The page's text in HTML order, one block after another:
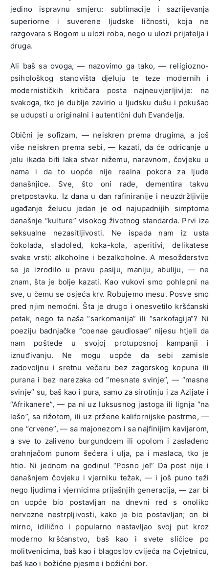
jedino ispravnu smjeru: sublimacije i sazrijevanja
superiorne i suverene ljudske ličnosti, koja ne
razgovara s Bogom u ulozi roba, nego u ulozi prijatelja i
druga.
Ali baš sa ovoga, — nazovimo ga tako, — religiozno-
psihološkog stanovišta djeluju te teze modernih i
modernističkih kritičara posta najneuvjerljivije: na
svakoga, tko je dublje zavirio u ljudsku dušu i pokušao
se udupsti u originalni i autentični duh Evanđelja.
Obični je sofizam, — neiskren prema drugima, a još
više neiskren prema sebi, — kazati, da će odricanje u
jelu ikada biti laka stvar nižemu, naravnom, čovjeku u
nama i da to uopće nije realna pokora za ljude
današnjice. Sve, što oni rade, dementira takvu
pretpostavku. Iz dana u dan rafiniranije i neuzdržljivije
ugađanje želucu jedan je od najupadnijih simptoma
današnje “kulture” visokog životnog standarda. Prvi iza
seksualne nezasitljivosti. Ne ispada nam iz usta
čokolada, sladoled, koka-kola, aperitivi, delikatese
svake vrsti: alkoholne i bezalkoholne. A mesožderstvo
se je izrodilo u pravu pasiju, maniju, abuliju, — ne
znam, šta je bolje kazati. Kao vukovi smo pohlepni na
sve, u čemu se osjeća krv. Robujemo mesu. Posve smo
pred njim nemoćni. Šta je drugo i onesvetilo kršćanski
petak, nego ta naša “sarkomanija” ili “sarkofagija“? Ni
poeziju badnjačke “coenae gaudiosae” nijesu htjeli da
nam poštede u svojoj protuposnoj kampanji i
iznuđivanju. Ne mogu uopće da sebi zamisle
zadovoljnu i sretnu večeru bez zagorskog kopuna ili
purana i bez narezaka od “mesnate svinje”, — “masne
svinje” su, baš kao i pura, samo za sirotinju i za Azijate i
“Afrikanere”, — pa ni uz luksusnog jastoga ili lignja “na
lešo”, sa rižotom, ili uz pržene kalifornijske pastrme, —
one “crvene”, — sa majonezom i sa najfinijim kavijarom,
a sve to zaliveno burgundcem ili opolom i zaslađeno
orahnjačom punom šećera i ulja, pa i maslaca, tko je
htio. Ni jednom na godinu! “Posno je!” Da post nije i
današnjem čovjeku i vjerniku težak, — i još puno teži
nego ljudima i vjernicima prijašnjih generacija, — zar bi
on uopće bio postavljan na dnevni red s onoliko
nervozne nestrpljivosti, kako je bio postavljan; on bi
mirno, idilično i popularno nastavljao svoj put kroz
moderno kršćanstvo, baš kao i svete sličice po
molitvenicima, baš kao i blagoslov cvijeća na Cvjetnicu,
baš kao i božićne pjesme i božićni bor.